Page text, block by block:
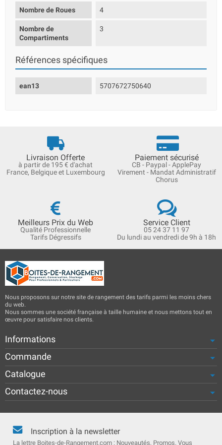
Nombre de Roues 4
Nombre de
Compartiments
3
Références spécifiques
ean13 5707672750640
Livraison Offerte
à partir de 195 € d'achat
France, Belgique et Luxembourg
Paiement sécurisé
CB - Paypal - ApplePay
Virement - Mandat Administratif
Chorus
Meilleurs Prix du Web
Qualité Professionnelle
Tarifs Dégressifs
Service Client
05 24 37 11 97
Du lundi au vendredi de 9h à 18h
Nous proposons sur notre site de rangement des tarifs parmi les moins chers
du web.
Nous sommes une société française à taille humaine et nous mettons tout en
œuvre pour satisfaire nos clients.
Informations
Commande
Catalogue
Contactez-nous
Inscription à la newsletter
La lettre Boites-de-Rangement.com : Nouveautés, Promos. Vous